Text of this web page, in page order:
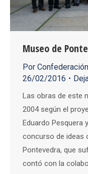
Museo de
Por
26/02/2016
Las obras de este
2004 según el
Eduardo Pesquera
concurso de ideas
Pontevedra, que
contó con la